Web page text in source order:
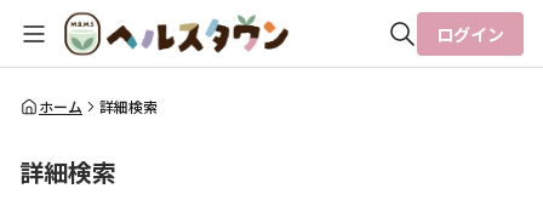
全体検索
ログイン
ホーム 詳細検索
詳細検索